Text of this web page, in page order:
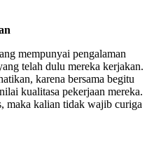
mempunyai pengalaman
telah dulu mereka kerjakan.
karena bersama begitu
kualitasa pekerjaan mereka.
maka kalian tidak wajib curiga